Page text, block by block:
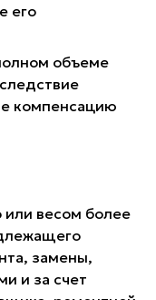
его
объеме
компенсацию
или весом более
замены,
и за счет